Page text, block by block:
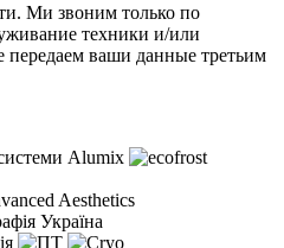
Ми звоним только по
техники и/или
ваши данные третьим